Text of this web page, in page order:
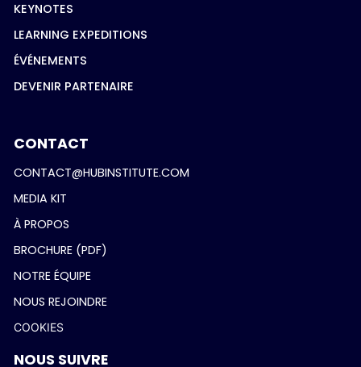
KEYNOTES
LEARNING EXPEDITIONS
ÉVÉNEMENTS
DEVENIR PARTENAIRE
CONTACT
CONTACT@HUBINSTITUTE.COM
MEDIA KIT
À PROPOS
BROCHURE (PDF)
NOTRE ÉQUIPE
NOUS REJOINDRE
COOKIES
NOUS SUIVRE